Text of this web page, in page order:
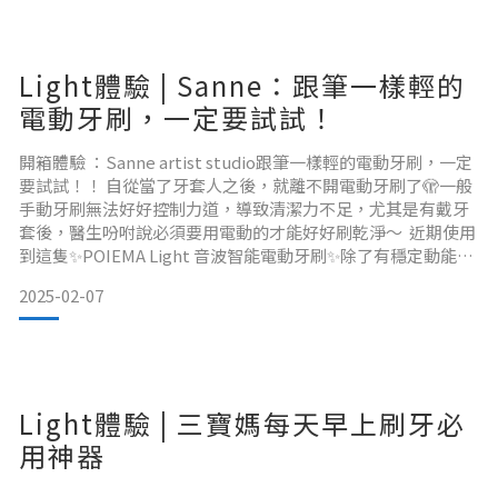
Light體驗 | Sanne：跟筆一樣輕的
電動牙刷，一定要試試！
開箱體驗 ：Sanne artist studio跟筆一樣輕的電動牙刷，一定
要試試！！ 自從當了牙套人之後，就離不開電動牙刷了🫣一般
手動牙刷無法好好控制力道，導致清潔力不足，尤其是有戴牙
套後，醫生吩咐說必須要用電動的才能好好刷乾淨～ 近期使用
到這隻✨POIEMA Light 音波智能電動牙刷✨除了有穩定動能輸
物殘渣和牙菌斑產生😌 之前他們家的吹風機就很愛用～這次的
新品電動牙刷使用上也很滿意🧡 重點是重量只有52克，附一個
2025-02-07
Light體驗 | 三寶媽每天早上刷牙必
用神器